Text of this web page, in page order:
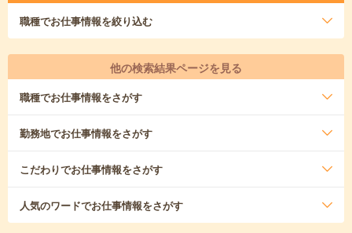
職種でお仕事情報を絞り込む
他の検索結果ページを見る
職種でお仕事情報をさがす
勤務地でお仕事情報をさがす
こだわりでお仕事情報をさがす
人気のワードでお仕事情報をさがす